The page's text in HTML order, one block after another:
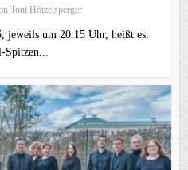
Toni Hötzelsperger
jeweils um 20.15 Uhr, heißt es: